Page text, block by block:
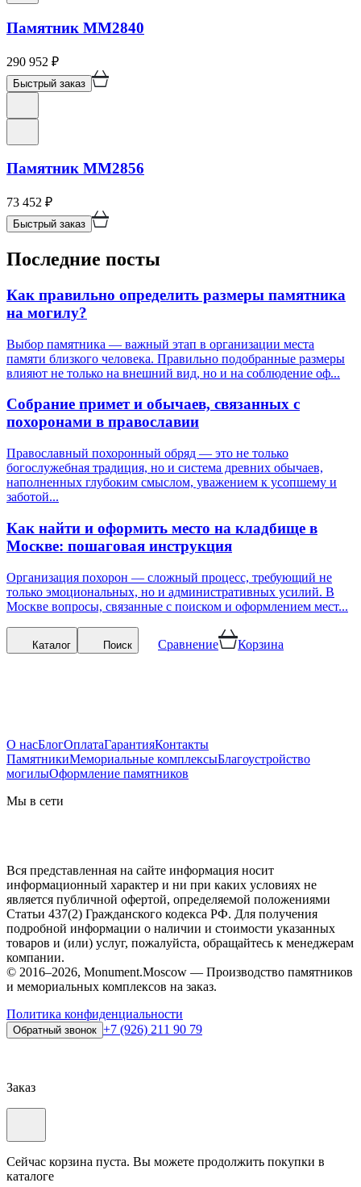
Памятник ММ2840
290 952 ₽
Быстрый заказ
Памятник ММ2856
73 452 ₽
Быстрый заказ
Последние посты
Как правильно определить размеры памятника
на могилу?
Выбор памятника — важный этап в организации места
памяти близкого человека. Правильно подобранные размеры
влияют не только на внешний вид, но и на соблюдение оф...
Собрание примет и обычаев, связанных с
похоронами в православии
Православный похоронный обряд — это не только
богослужебная традиция, но и система древних обычаев,
наполненных глубоким смыслом, уважением к усопшему и
заботой...
Как найти и оформить место на кладбище в
Москве: пошаговая инструкция
Организация похорон — сложный процесс, требующий не
только эмоциональных, но и административных усилий. В
Москве вопросы, связанные с поиском и оформлением мест...
Каталог Поиск Сравнение Корзина
О насБлогОплатаГарантияКонтакты
ПамятникиМемориальные комплексыБлагоустройство
могилыОформление памятников
Мы в сети
Вся представленная на сайте информация носит
информационный характер и ни при каких условиях не
является публичной офертой, определяемой положениями
Статьи 437(2) Гражданского кодекса РФ. Для получения
подробной информации о наличии и стоимости указанных
товаров и (или) услуг, пожалуйста, обращайтесь к менеджерам
компании.
© 2016–2026, Monument.Moscow — Производство памятников
и мемориальных комплексов на заказ.
Политика конфиденциальности
Обратный звонок +7 (926) 211 90 79
Заказ
Сейчас корзина пуста. Вы можете продолжить покупки в
каталоге